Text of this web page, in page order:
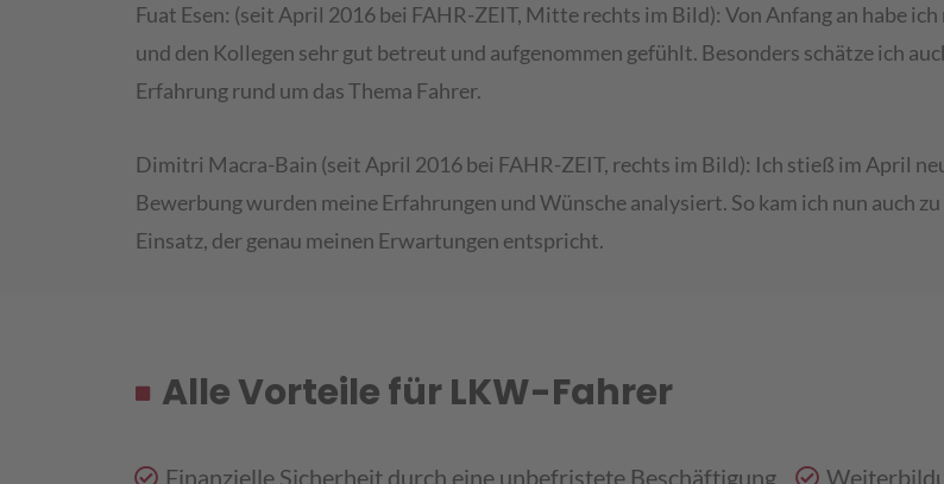
Fuat Esen: (seit April 2016 bei FAHR-ZEIT, Mitte rechts im Bild): Von Anfang an habe
und den Kollegen sehr gut betreut und aufgenommen gefühlt. Besonders schätze ich
Erfahrung rund um das Thema Fahrer.
Dimitri Macra-Bain (seit April 2016 bei FAHR-ZEIT, rechts im Bild): Ich stieß im April
Bewerbung wurden meine Erfahrungen und Wünsche analysiert. So kam ich nun auch
Einsatz, der genau meinen Erwartungen entspricht.
Alle Vorteile für LKW-Fahrer
Finanzielle Sicherheit durch eine unbefristete Beschäftigung